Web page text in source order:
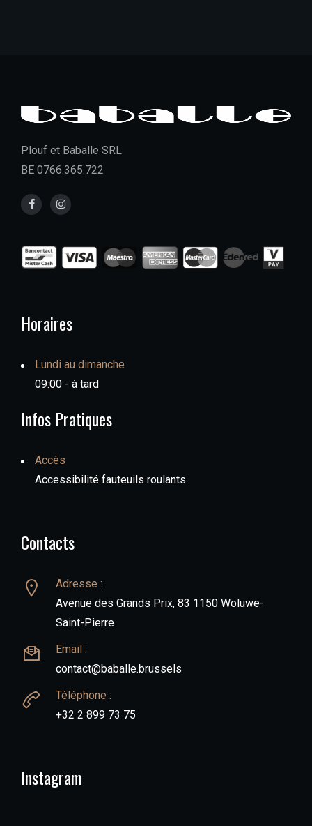
Plouf et Baballe SRL
BE 0766.365.722
Horaires
Lundi au dimanche
09:00 - à tard
Infos Pratiques
Accès
Accessibilité fauteuils roulants
Contacts
Adresse :
Avenue des Grands Prix, 83 1150 Woluwe-
Saint-Pierre
Email :
contact@baballe.brussels
Téléphone :
+32 2 899 73 75
Instagram